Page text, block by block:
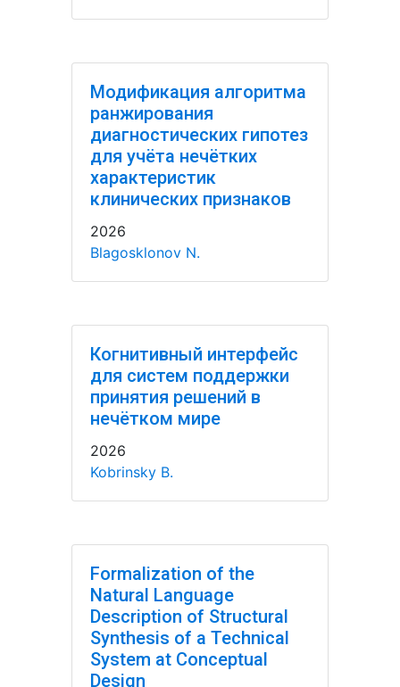
Модификация алгоритма
ранжирования
диагностических гипотез
для учёта нечётких
характеристик
клинических признаков
2026
Blagosklonov N.
Когнитивный интерфейс
для систем поддержки
принятия решений в
нечётком мире
2026
Kobrinsky B.
Formalization of the
Natural Language
Description of Structural
Synthesis of a Technical
System at Conceptual
Design